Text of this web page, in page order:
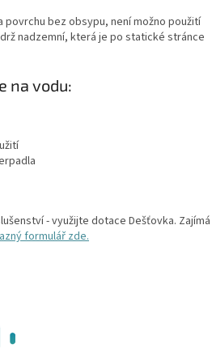
bez obsypu, není možno použití
nadzemní, která je po statické stránce
na vodu:
- využijte dotace Dešťovka. Zajímá
formulář zde.